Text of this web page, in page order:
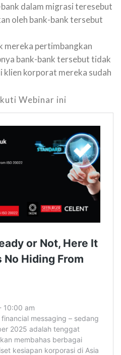
dalam migrasi teresebut
oleh bank-bank tersebut
mereka pertimbangkan
bank-bank tersebut tidak
klien korporat mereka sudah
Webinar ini